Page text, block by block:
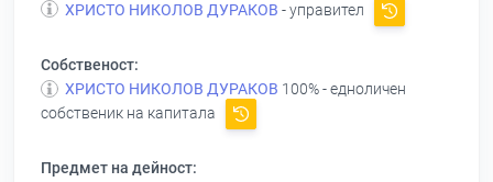
ХРИСТО НИКОЛОВ ДУРАКОВ - управител
Собственост:
ХРИСТО НИКОЛОВ ДУРАКОВ 100% - едноличен
собственик на капитала
Предмет на дейност: